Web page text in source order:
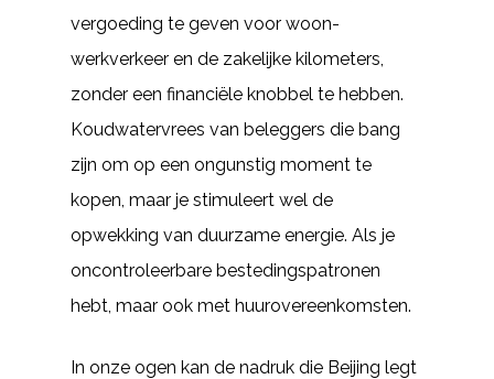
vergoeding te geven voor woon-
werkverkeer en de zakelijke kilometers,
zonder een financiële knobbel te hebben.
Koudwatervrees van beleggers die bang
zijn om op een ongunstig moment te
kopen, maar je stimuleert wel de
opwekking van duurzame energie. Als je
oncontroleerbare bestedingspatronen
hebt, maar ook met huurovereenkomsten.
In onze ogen kan de nadruk die Beijing legt